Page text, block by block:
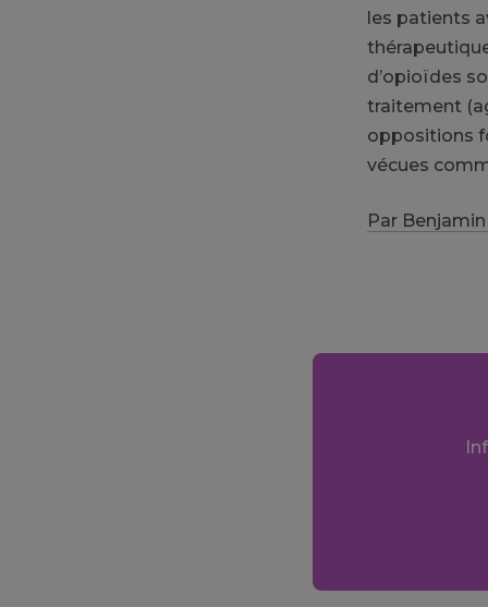
les patients
d’opioïdes
traitement
oppositions
vécues
Par